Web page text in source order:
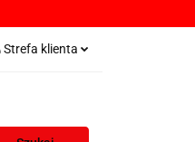
Strefa klienta
Zarejestruj się